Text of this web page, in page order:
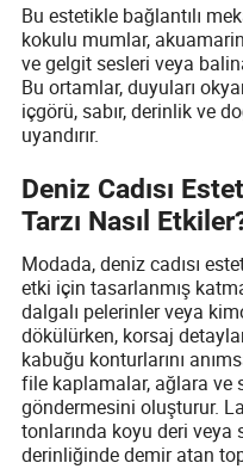
Bu estetikle bağlantılı
kokulu mumlar,
ve gelgit sesleri veya
Bu ortamlar, duyuları
içgörü, sabır, derinlik ve
uyandırır.
Deniz Cadısı
Tarzı Nasıl
Modada, deniz cadısı
etki için tasarlanmış
dalgalı pelerinler veya
dökülürken, korsaj
kabuğu konturlarını
file kaplamalar, ağlara ve
göndermesini oluşturur.
tonlarında koyu deri veya
derinliğinde demir atan